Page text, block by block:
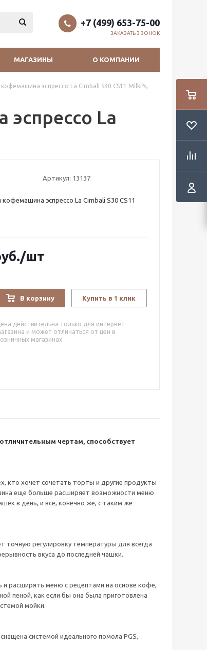
+7 (499) 653-75-00
ЗАКАЗАТЬ ЗВОНОК
МАГАЗИНЫ О КОМПАНИИ
эспрессо La Cimbali S30 CS11 MilkPs,
La
Артикул: 13137
эспрессо La Cimbali S30 CS11
/шт
В корзину Купить в 1 клик
действительна только для интернет-
и может отличаться от цен в
магазинах
чертам, способствует
кто хочет сочетать торты и другие продукты
еще больше расширяет возможности меню
в день, и все, конечно же, с таким же
регулировку температуры для всегда
вкуса до последней чашки.
и расширять меню с рецептами на основе кофе,
пеной, как если бы она была приготовлена
мойки.
системой идеального помола PGS,